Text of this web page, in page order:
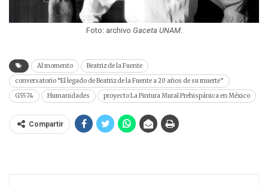
Foto: archivo Gaceta UNAM.
Al momento
Beatriz de la Fuente
conversatorio “El legado de Beatriz de la Fuente a 20 años de su muerte”
G5574
Humanidades proyecto La Pintura Mural Prehispánica en México
Compartir